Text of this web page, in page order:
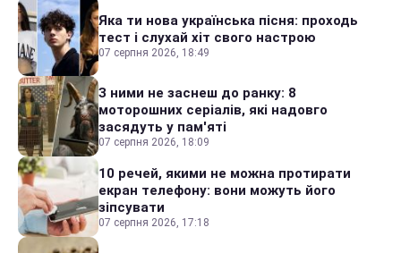
Яка ти нова українська пісня: проходь
тест і слухай хіт свого настрою
07 серпня 2026, 18:49
З ними не заснеш до ранку: 8
моторошних серіалів, які надовго
засядуть у пам'яті
07 серпня 2026, 18:09
10 речей, якими не можна протирати
екран телефону: вони можуть його
зіпсувати
07 серпня 2026, 17:18